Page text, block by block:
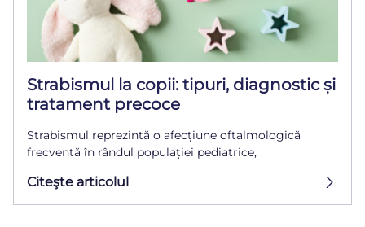
Strabismul la copii: tipuri, diagnostic și
tratament precoce
Strabismul reprezintă o afecțiune oftalmologică
frecventă în rândul populației pediatrice,
Citeşte articolul